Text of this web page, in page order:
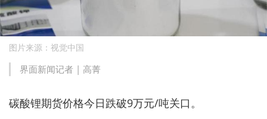
图片来源：视觉中国
界面新闻记者 | 高菁
碳酸锂期货价格今日跌破9万元/吨关口。